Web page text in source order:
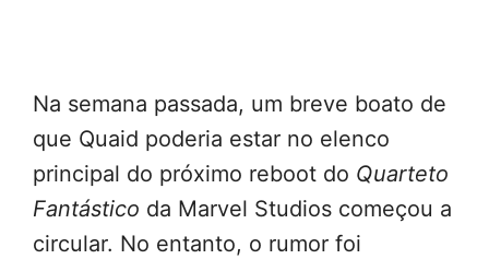
Na semana passada, um breve boato de
que Quaid poderia estar no elenco
principal do próximo reboot do Quarteto
Fantástico da Marvel Studios começou a
circular. No entanto, o rumor foi